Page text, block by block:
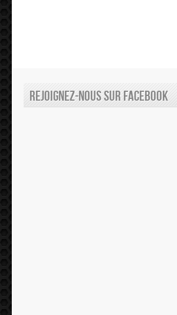
Rejoignez-nous sur Facebook